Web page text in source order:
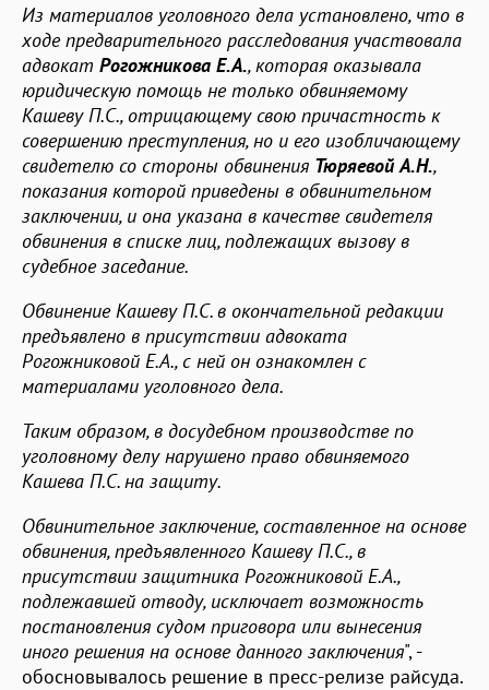
Из материалов уголовного дела установлено, что в
ходе предварительного расследования участвовала
адвокат Рогожникова Е.А., которая оказывала
юридическую помощь не только обвиняемому
Кашеву П.С., отрицающему свою причастность к
совершению преступления, но и его изобличающему
свидетелю со стороны обвинения Тюряевой А.Н.,
показания которой приведены в обвинительном
заключении, и она указана в качестве свидетеля
обвинения в списке лиц, подлежащих вызову в
судебное заседание.
Обвинение Кашеву П.С. в окончательной редакции
предъявлено в присутствии адвоката
Рогожниковой Е.А., с ней он ознакомлен с
материалами уголовного дела.
Таким образом, в досудебном производстве по
уголовному делу нарушено право обвиняемого
Кашева П.С. на защиту.
Обвинительное заключение, составленное на основе
обвинения, предъявленного Кашеву П.С., в
присутствии защитника Рогожниковой Е.А.,
подлежавшей отводу, исключает возможность
постановления судом приговора или вынесения
иного решения на основе данного заключения", -
обосновывалось решение в пресс-релизе райсуда.